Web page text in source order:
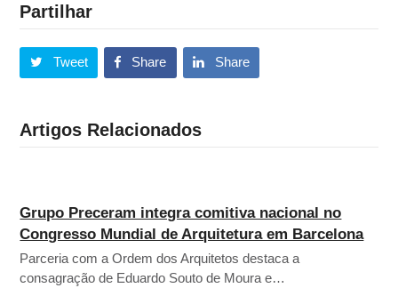
Partilhar
Tweet Share Share
Artigos Relacionados
Grupo Preceram integra comitiva nacional no
Congresso Mundial de Arquitetura em Barcelona
Parceria com a Ordem dos Arquitetos destaca a
consagração de Eduardo Souto de Moura e…